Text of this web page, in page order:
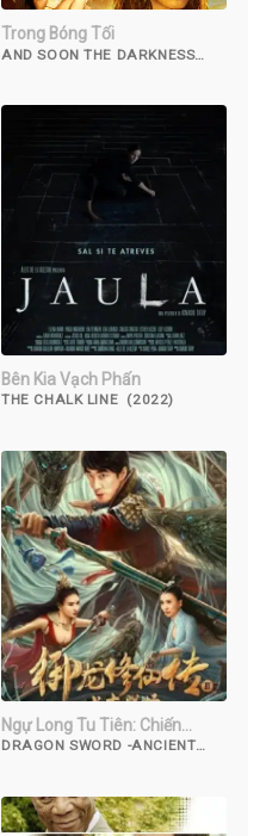
Trong Bóng Tối
AND SOON THE DARKNESS
Bên Kia Vạch Phấn
THE CHALK LINE (2022)
Ngự Long Tu Tiên: Chiến
Trường Thượng Cổ
DRAGON SWORD -ANCIENT